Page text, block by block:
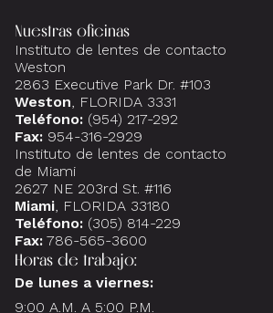
Nuestras oficinas
Instituto de lentes de contacto
Weston
2863 Executive Park Dr. #103
Weston , FLORIDA 3331
Teléfono: (954) 217-292
Fax: 954-316-2929
Instituto de lentes de contacto
de Miami
2627 NE 203rd St. #116
Miami , FLORIDA 33180
Teléfono: (305) 814-229
Fax: 786-565-3600
Horas de trabajo:
De lunes a viernes:
9:00 A.M. A 5:00 P.M.